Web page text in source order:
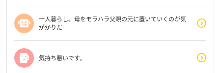
一人暮らし。母をモラハラ父親の元に置いていくのが気
がかりだ
気持ち悪いです。